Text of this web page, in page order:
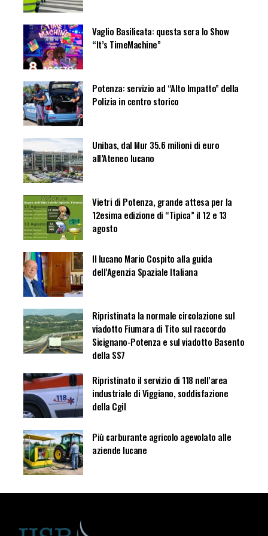
Vaglio Basilicata: questa sera lo Show
“It’s TimeMachine”
Potenza: servizio ad “Alto Impatto” della
Polizia in centro storico
Unibas, dal Mur 35.6 milioni di euro
all’Ateneo lucano
Vietri di Potenza, grande attesa per la
12esima edizione di “Tipica” il 12 e 13
agosto
Il lucano Mario Cospito alla guida
dell’Agenzia Spaziale Italiana
Ripristinata la normale circolazione sul
viadotto Fiumara di Tito sul raccordo
Sicignano-Potenza e sul viadotto Basento
della SS7
Ripristinato il servizio di 118 nell’area
industriale di Viggiano, soddisfazione
della Cgil
Più carburante agricolo agevolato alle
aziende lucane